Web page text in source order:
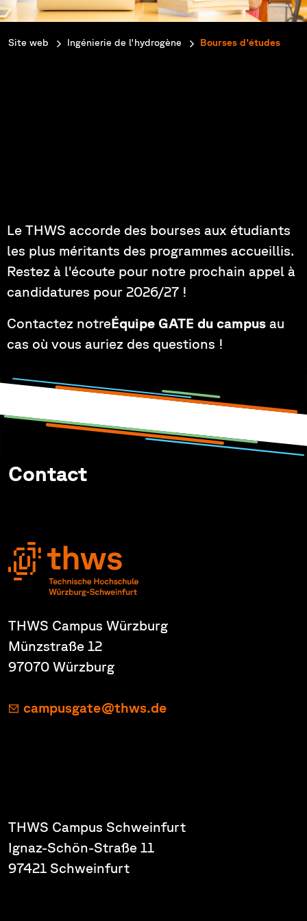
You are here:
Site web Ingénierie de l'hydrogène Bourses d'études
Le THWS accorde des bourses aux étudiants
les plus méritants des programmes accueillis.
Restez à l'écoute pour notre prochain appel à
candidatures pour 2026/27 !
Contactez notreÉquipe GATE du campus au
cas où vous auriez des questions !
Contact
THWS Campus Würzburg
Münzstraße 12
97070 Würzburg
campusgate@thws.de
THWS Campus Schweinfurt
Ignaz-Schön-Straße 11
97421 Schweinfurt